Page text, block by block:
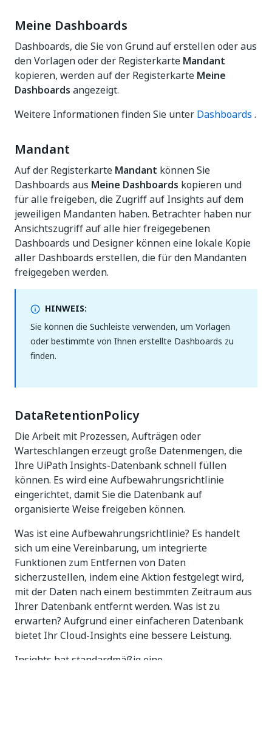
Meine Dashboards
Dashboards, die Sie von Grund auf erstellen oder aus
den Vorlagen oder der Registerkarte Mandant
kopieren, werden auf der Registerkarte Meine
Dashboards angezeigt.
Weitere Informationen finden Sie unter Dashboards .
Mandant
Auf der Registerkarte Mandant können Sie
Dashboards aus Meine Dashboards kopieren und
für alle freigeben, die Zugriff auf Insights auf dem
jeweiligen Mandanten haben. Betrachter haben nur
Ansichtszugriff auf alle hier freigegebenen
Dashboards und Designer können eine lokale Kopie
aller Dashboards erstellen, die für den Mandanten
freigegeben werden.
HINWEIS:
Sie können die Suchleiste verwenden, um Vorlagen
oder bestimmte von Ihnen erstellte Dashboards zu
finden.
DataRetentionPolicy
Die Arbeit mit Prozessen, Aufträgen oder
Warteschlangen erzeugt große Datenmengen, die
Ihre UiPath Insights-Datenbank schnell füllen
können. Es wird eine Aufbewahrungsrichtlinie
eingerichtet, damit Sie die Datenbank auf
organisierte Weise freigeben können.
Was ist eine Aufbewahrungsrichtlinie? Es handelt
sich um eine Vereinbarung, um integrierte
Funktionen zum Entfernen von Daten
sicherzustellen, indem eine Aktion festgelegt wird,
mit der Daten nach einem bestimmten Zeitraum aus
Ihrer Datenbank entfernt werden. Was ist zu
erwarten? Aufgrund einer einfacheren Datenbank
bietet Ihr Cloud-Insights eine bessere Leistung.
Insights hat standardmäßig eine